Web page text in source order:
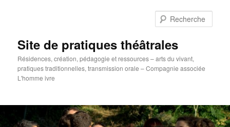
Site de pratiques théâtrales
Résidences, création, pédagogie et ressources – arts du vivant,
pratiques traditionnelles, transmission orale – Compagnie associée
L'homme ivre